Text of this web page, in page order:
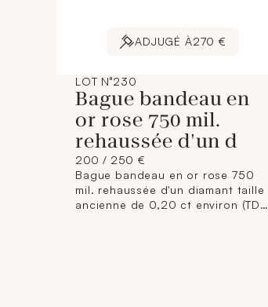
ADJUGÉ À270 €
LOT N°230
Bague bandeau en
or rose 750 mil.
rehaussée d'un d
200 / 250 €
Bague bandeau en or rose 750
mil. rehaussée d'un diamant taille
ancienne de 0,20 ct environ (TDD